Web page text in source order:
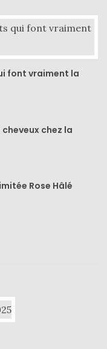
font vraiment la
chez la
Rose Hâlé